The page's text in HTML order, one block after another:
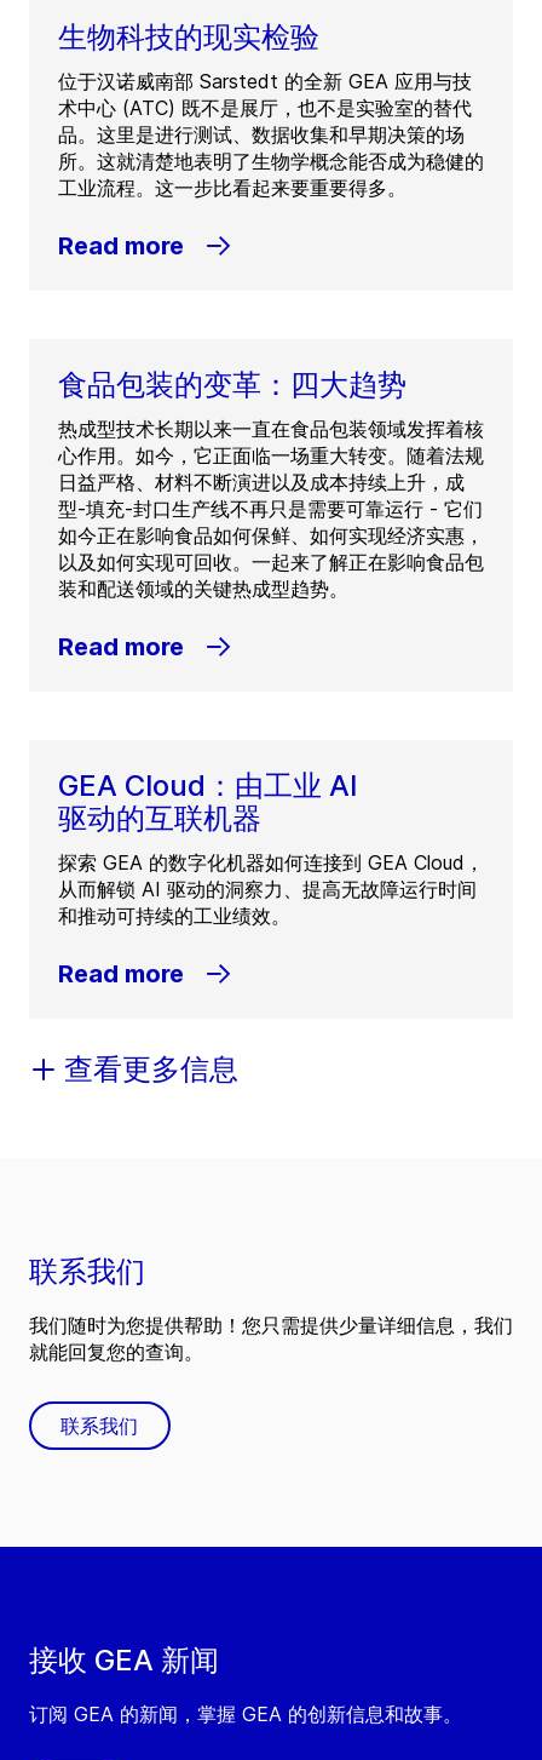
生物科技的现实检验
位于汉诺威南部 Sarstedt 的全新 GEA 应用与技
术中心 (ATC) 既不是展厅，也不是实验室的替代
品。这里是进行测试、数据收集和早期决策的场
所。这就清楚地表明了生物学概念能否成为稳健的
工业流程。这一步比看起来要重要得多。
Read more
食品包装的变革：四大趋势
热成型技术长期以来一直在食品包装领域发挥着核
心作用。如今，它正面临一场重大转变。随着法规
日益严格、材料不断演进以及成本持续上升，成
型-填充-封口生产线不再只是需要可靠运行 - 它们
如今正在影响食品如何保鲜、如何实现经济实惠，
以及如何实现可回收。一起来了解正在影响食品包
装和配送领域的关键热成型趋势。
Read more
GEA Cloud：由工业 AI
驱动的互联机器
探索 GEA 的数字化机器如何连接到 GEA Cloud，
从而解锁 AI 驱动的洞察力、提高无故障运行时间
和推动可持续的工业绩效。
Read more
查看更多信息
接收 GEA 新闻
订阅 GEA 的新闻，掌握 GEA 的创新信息和故事。
联系我们
我们随时为您提供帮助！您只需提供少量详细信息，我们
就能回复您的查询。
联系我们